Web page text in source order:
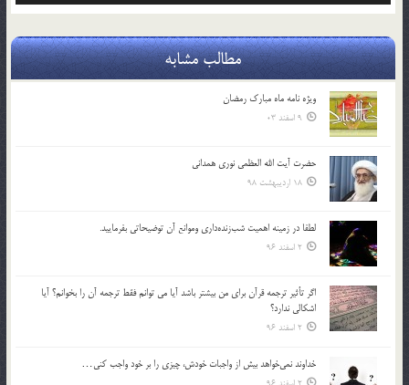
مطالب مشابه
ویژه نامه ماه مبارک رمضان
9 اسفند 03
حضرت آیت الله العظمی نوری همدانی
18 اردیبهشت 98
لطفا در زمينه اهميت شب‌زنده‌داري وموانع آن توضيحاتي بفرماييد.
2 اسفند 96
اگر تأثير ترجمه قرآن براي من بيشتر باشد آيا مي توانم فقط ترجمه آن را بخوانم؟ آيا
اشكالي ندارد؟
2 اسفند 96
خداوند نمي‌خواهد بيش از واجبات خودش، چيزي را بر خود واجب كني…